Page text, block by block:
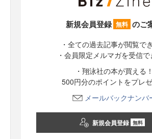
新規会員登録 無料 のご
・全ての過去記事が閲覧で
・会員限定メルマガを受信
・翔泳社の本が買える！
500円分のポイントをプレ
メールバックナンバ
新規会員登録 無料